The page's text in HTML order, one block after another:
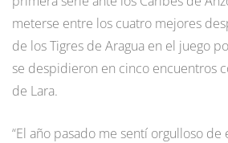
meterse entre los cuatro mejores
de los Tigres de Aragua en el juego
se despidieron en cinco encuentros
de Lara.
“El año pasado me sentí orgulloso